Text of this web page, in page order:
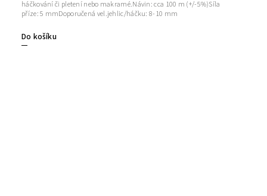
Do košíku
háčkování či pletení nebo makramé.Návin: cca 100 m (+/-5%)Síla
příze: 5 mmDoporučená vel.jehlic/háčku: 8-10 mm